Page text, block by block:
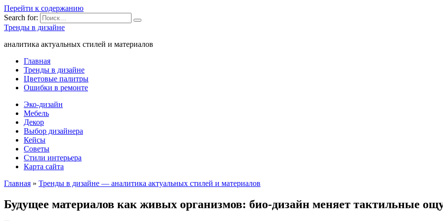
Перейти к содержанию
Search for:
Тренды в дизайне
аналитика актуальных стилей и материалов
Главная
Тренды в дизайне
Цветовые палитры
Ошибки в ремонте
Эко-дизайн
Мебель
Декор
Выбор дизайнера
Кейсы
Советы
Стили интерьера
Карта сайта
Главная » Тренды в дизайне — аналитика актуальных стилей и материалов
Будущее материалов как живых организмов: био-дизайн меняет тактильные